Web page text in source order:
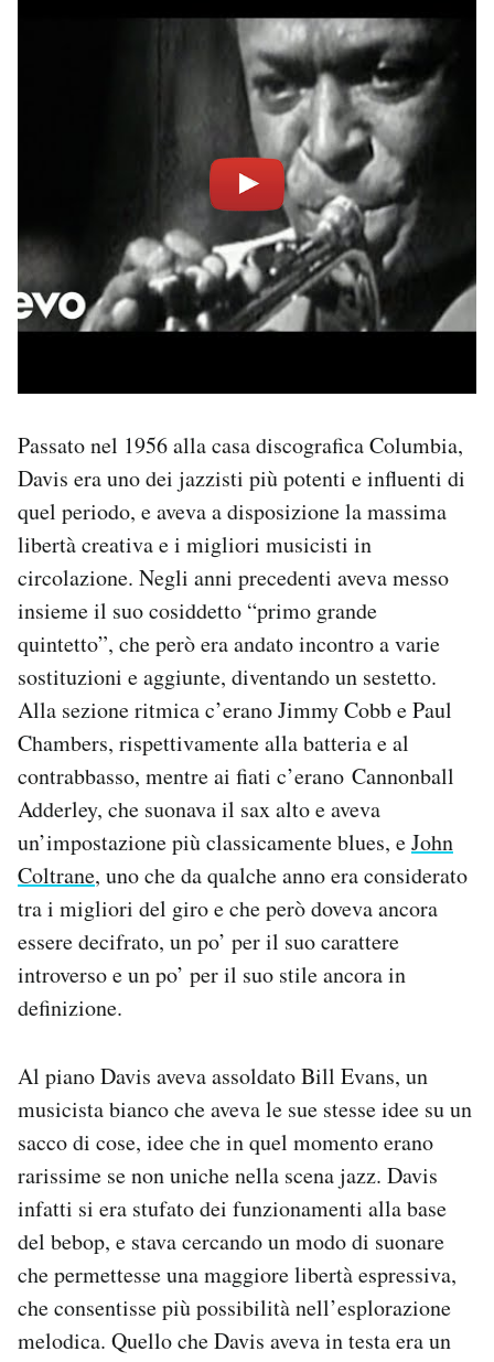
Passato nel 1956 alla casa discografica Columbia,
Davis era uno dei jazzisti più potenti e influenti di
quel periodo, e aveva a disposizione la massima
libertà creativa e i migliori musicisti in
circolazione. Negli anni precedenti aveva messo
insieme il suo cosiddetto “primo grande
quintetto”, che però era andato incontro a varie
sostituzioni e aggiunte, diventando un sestetto.
Alla sezione ritmica c’erano Jimmy Cobb e Paul
Chambers, rispettivamente alla batteria e al
contrabbasso, mentre ai fiati c’erano Cannonball
Adderley, che suonava il sax alto e aveva
un’impostazione più classicamente blues, eJohn
Coltrane, uno che da qualche anno era considerato
tra i migliori del giro e che però doveva ancora
essere decifrato, un po’ per il suo carattere
introverso e un po’ per il suo stile ancora in
definizione.
Al piano Davis aveva assoldato Bill Evans, un
musicista bianco che aveva le sue stesse idee su un
sacco di cose, idee che in quel momento erano
rarissime se non uniche nella scena jazz. Davis
infatti si era stufato dei funzionamenti alla base
del bebop, e stava cercando un modo di suonare
che permettesse una maggiore libertà espressiva,
che consentisse più possibilità nell’esplorazione
melodica. Quello che Davis aveva in testa era un